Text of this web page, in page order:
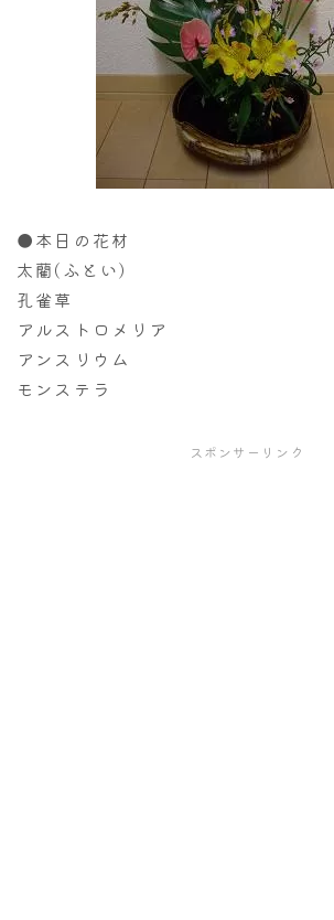
●本日の花材
太藺(ふとい)
孔雀草
アルストロメリア
アンスリウム
モンステラ
スポンサーリンク